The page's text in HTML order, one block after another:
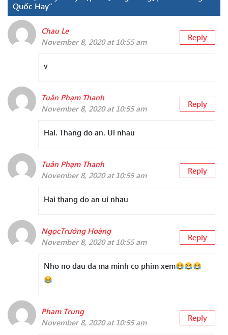
Quốc Hay”
Chau Le
November 8, 2020 at 10:55 am
Reply
v
Tuân Phạm Thanh
November 8, 2020 at 10:55 am
Reply
Hai. Thang do an. Ui nhau
Tuân Phạm Thanh
November 8, 2020 at 10:55 am
Reply
Hai thang do an ui nhau
NgọcTrường Hoàng
November 8, 2020 at 10:55 am
Reply
Nho no dau da ma minh co phim xem
Phạm Trung
November 8, 2020 at 10:55 am
Reply